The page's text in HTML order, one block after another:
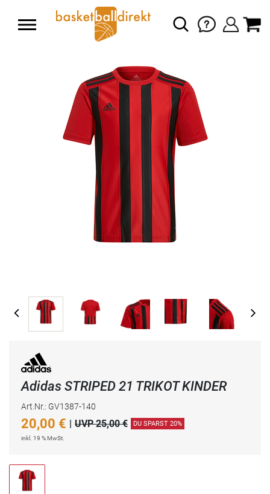
Adidas STRIPED 21 TRIKOT KINDER
Art.Nr.: GV1387-140
20,00 € | UVP 25,00 € DU SPARST 20%
inkl. 19 % MwSt.